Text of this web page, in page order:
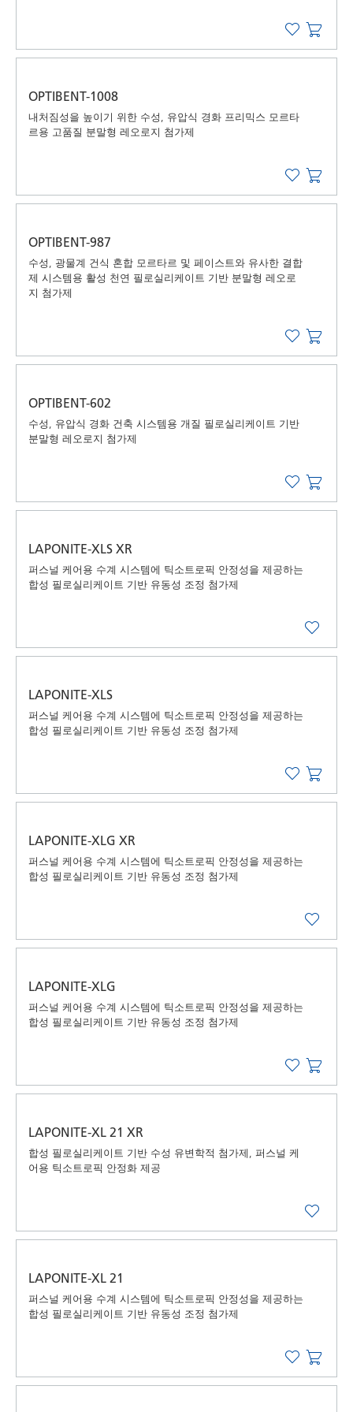
OPTIBENT-1008
내처짐성을 높이기 위한 수성, 유압식 경화 프리믹스 모르타
르용 고품질 분말형 레오로지 첨가제
OPTIBENT-987
수성, 광물계 건식 혼합 모르타르 및 페이스트와 유사한 결합
제 시스템용 활성 천연 필로실리케이트 기반 분말형 레오로
지 첨가제
OPTIBENT-602
수성, 유압식 경화 건축 시스템용 개질 필로실리케이트 기반
분말형 레오로지 첨가제
LAPONITE-XLS XR
퍼스널 케어용 수계 시스템에 틱소트로픽 안정성을 제공하는
합성 필로실리케이트 기반 유동성 조정 첨가제
LAPONITE-XLS
퍼스널 케어용 수계 시스템에 틱소트로픽 안정성을 제공하는
합성 필로실리케이트 기반 유동성 조정 첨가제
LAPONITE-XLG XR
퍼스널 케어용 수계 시스템에 틱소트로픽 안정성을 제공하는
합성 필로실리케이트 기반 유동성 조정 첨가제
LAPONITE-XLG
퍼스널 케어용 수계 시스템에 틱소트로픽 안정성을 제공하는
합성 필로실리케이트 기반 유동성 조정 첨가제
LAPONITE-XL 21 XR
합성 필로실리케이트 기반 수성 유변학적 첨가제, 퍼스널 케
어용 틱소트로픽 안정화 제공
LAPONITE-XL 21
퍼스널 케어용 수계 시스템에 틱소트로픽 안정성을 제공하는
합성 필로실리케이트 기반 유동성 조정 첨가제